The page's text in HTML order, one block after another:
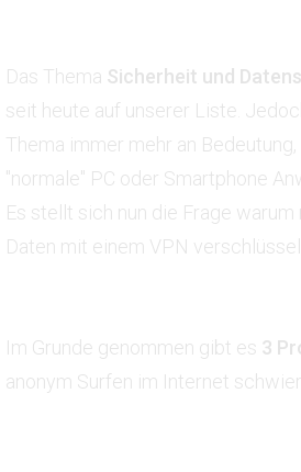
Das Thema Sicherheit und
seit heute auf unserer Liste.
Thema immer mehr an
"normale" PC oder Smartphone
Es stellt sich nun die Frage
Daten mit einem VPN
Im Grunde genommen gibt es 3
anonym Surfen im Internet